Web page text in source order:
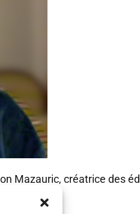
Mazauric, créatrice des